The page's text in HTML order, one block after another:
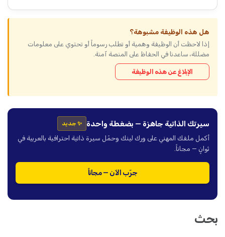
هل هذه الوظيفة مشبوهة؟
إذا لاحظت أن الوظيفة وهمية أو تطلب رسوماً أو تحتوي على معلومات
مضللة، ساعدنا في الحفاظ على المنصة آمنة.
الإبلاغ عن هذه الوظيفة
سيرتك الذاتية جاهزة — بضغطة واحدة ✨ جديد
أكمل ملفك المهني على ورك لينك وحمّل سيرة ذاتية احترافية بالعربية في
ثوانٍ — مجاناً.
جرّب الآن — مجاناً
بحث